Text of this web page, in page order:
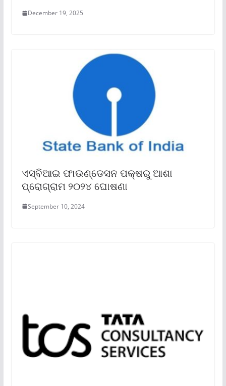
December 19, 2025
ଏସ୍‌ବିଆଇ ଫାଉଣ୍ଡେସନ ପକ୍ଷରୁ ଆଶା
ପ୍ରୋଗ୍ରାମ ୨୦୨୪ ଘୋଷଣା
September 10, 2024